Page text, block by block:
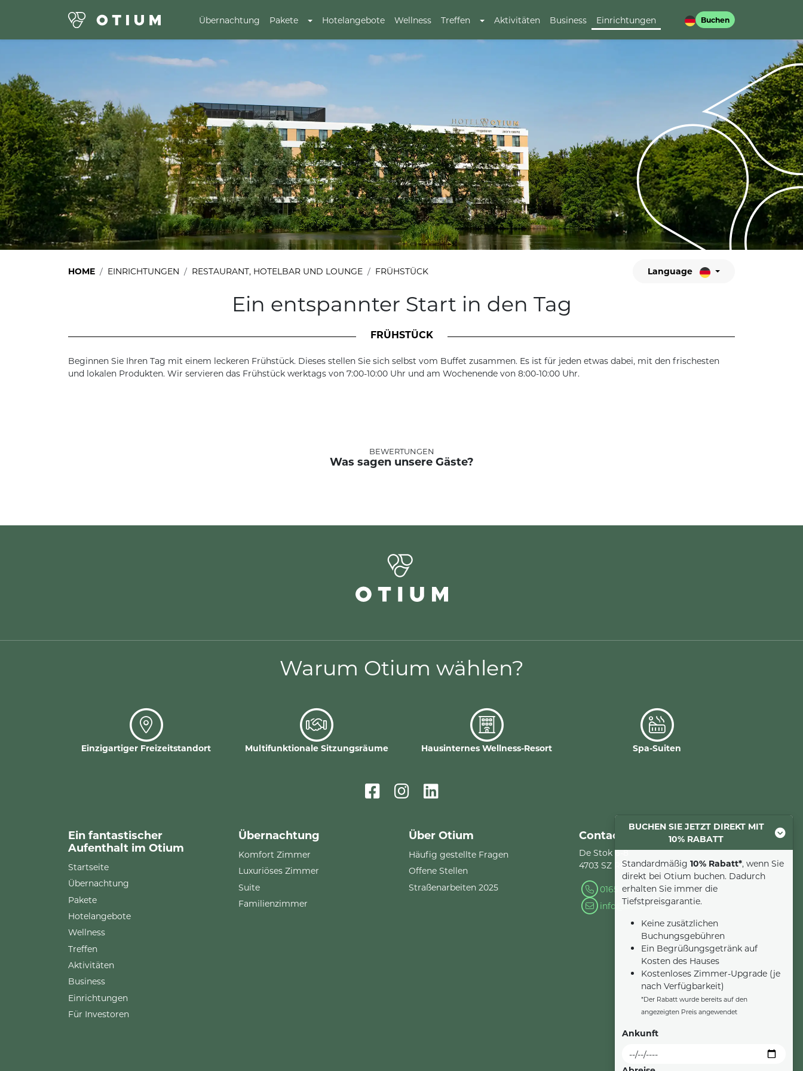
Übernachtung Pakete Hotelangebote Wellness Treffen Aktivitäten Business Einrichtungen Buchen
HOME EINRICHTUNGEN RESTAURANT, HOTELBAR UND LOUNGE FRÜHSTÜCK Language
Ein entspannter Start in den Tag
FRÜHSTÜCK
Beginnen Sie Ihren Tag mit einem leckeren Frühstück. Dieses stellen Sie sich selbst vom Buffet zusammen. Es ist für jeden etwas dabei, mit den frischesten
und lokalen Produkten. Wir servieren das Frühstück werktags von 7:00-10:00 Uhr und am Wochenende von 8:00-10:00 Uhr.
BUCHEN SIE JETZT DIREKT MIT
10% RABATT
Standardmäßig 10% Rabatt*, wenn Sie
direkt bei Otium buchen. Dadurch
erhalten Sie immer die
Tiefstpreisgarantie.
Keine zusätzlichen
Buchungsgebühren
Ein Begrüßungsgetränk auf
Kosten des Hauses
Kostenloses Zimmer-Upgrade (je
nach Verfügbarkeit)
*Der Rabatt wurde bereits auf den
angezeigten Preis angewendet
Ankunft
BEWERTUNGEN
Was sagen unsere Gäste?
Warum Otium wählen?
Einzigartiger Freizeitstandort Multifunktionale Sitzungsräume Hausinternes Wellness-Resort Spa-Suiten
Contact
De Stok 6-8
4703 SZ Roosendaal
0165 - 22 34 90
info@otium.nl
Ein fantastischer
Aufenthalt im Otium
Startseite
Übernachtung
Pakete
Hotelangebote
Wellness
Treffen
Aktivitäten
Business
Einrichtungen
Für Investoren
Übernachtung
Komfort Zimmer
Luxuriöses Zimmer
Suite
Familienzimmer
Über Otium
Häufig gestellte Fragen
Offene Stellen
Straßenarbeiten 2025